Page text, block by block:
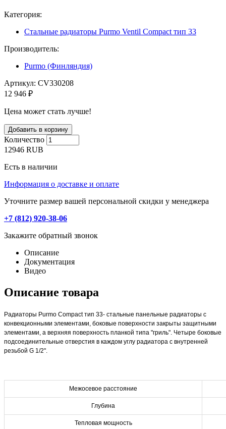
Категория:
Стальные радиаторы Purmo Ventil Compact тип 33
Производитель:
Purmo (Финляндия)
Артикул: CV330208
12 946 ₽
Цена может стать лучше!
Количество
12946 RUB
Есть в наличии
Информация о доставке и оплате
Уточните размер вашей персональной скидки у менеджера
+7 (812) 920-38-06
Закажите обратный звонок
Описание
Документация
Видео
Описание товара
Радиаторы Purmo Compact тип 33- стальные панельные радиаторы с
конвекционными элементами, боковые поверхности закрыты защитными
элементами, а верхняя поверхность планкой типа "гриль". Четыре боковые
подсоединительные отверстия в каждом углу радиатора с внутренней
резьбой G 1/2".
Межосевое расстояние
Глубина
Тепловая мощность